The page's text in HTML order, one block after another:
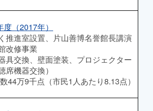
（2017年）
推進室設置、片山善博名誉館長講演
改修事業
具交換、壁面塗装、プロジェクター
席機器交換）
44万9千点（市民1人あたり8.13点）